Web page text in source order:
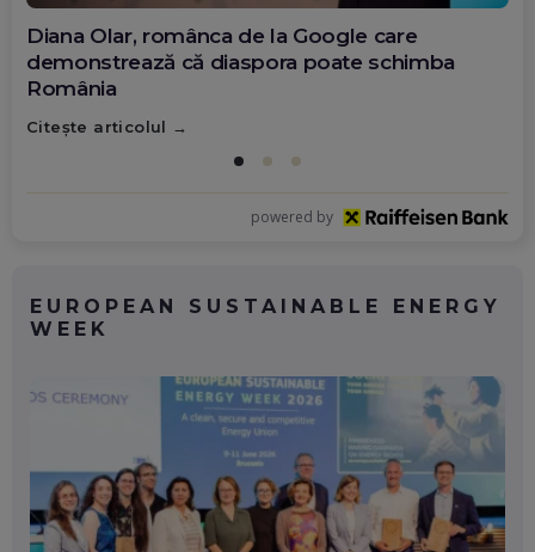
Diana Olar, românca de la Google care
demonstrează că diaspora poate schimba
România
Citește articolul
powered by
EUROPEAN SUSTAINABLE ENERGY
WEEK